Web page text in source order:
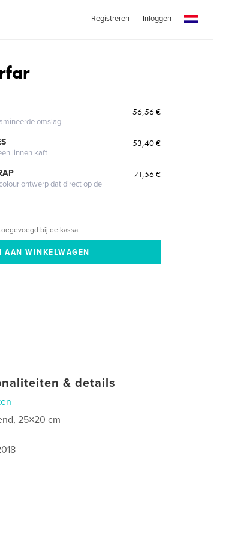
Registreren Inloggen
omslag
56,56 €
linnen kaft
53,40 €
ontwerp dat direct op de
71,56 €
bij de kassa.
& details
25×20 cm